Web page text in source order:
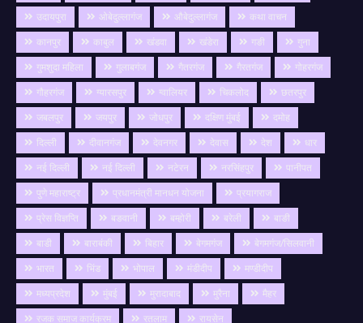
उदायपुरा
ओबेदुल्लागंज औबेदुल्लागंज
कथा वाचन
कानपुर
काबुल खंडवा खंडेरा गङी
गुना
गुमशुदा महिला
गुलाबगंज गैतरगंज गैरतगंज
गोहरगंज
गौहरगंज
ग्यारसपुर ग्वालियर चिकलोद
छतरपुर
जबलपुर
जयपुर जोधपुर दक्षिण मुंबई
दमोह
दिल्ली
दीवानगंज देवनगर देवास देश
धार
नई दिल्ली
नई दिल्ली नटेरन नरसिंहपुर
पानीपत
पुणे महाराष्ट्र
प्रधानमंत्री मानधन योजना
प्रयागराज
प्रेस विज्ञप्ति
बङवानी बम्होरी बरेली
बाङी
बाडी
बाराबंकी बिहार बेगमगंज
बेगमगंज/सिलवानी
भारत
भिंड भोपाल मंडीदीप
मण्डीदीप
मध्यप्रदेश
मुंबई मुरादाबाद मुरैना
मैहर
रजक समाज कार्यक्रम
रतलाम रायसेन